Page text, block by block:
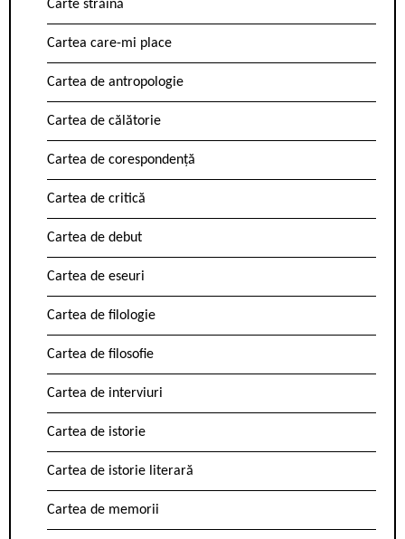
Carte străină
Cartea care-mi place
Cartea de antropologie
Cartea de călătorie
Cartea de corespondență
Cartea de critică
Cartea de debut
Cartea de eseuri
Cartea de filologie
Cartea de filosofie
Cartea de interviuri
Cartea de istorie
Cartea de istorie literară
Cartea de memorii